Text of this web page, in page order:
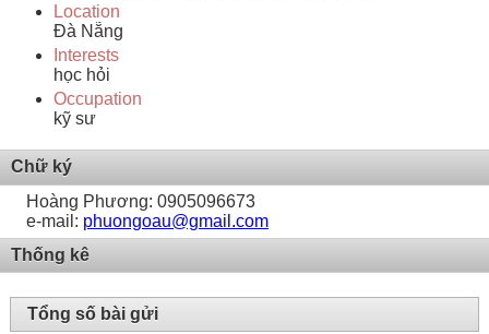
Location
Đà Nẵng
Interests
học hỏi
Occupation
kỹ sư
Chữ ký
Hoàng Phương: 0905096673
e-mail: phuongoau@gmail.com
Thống kê
Tổng số bài gửi